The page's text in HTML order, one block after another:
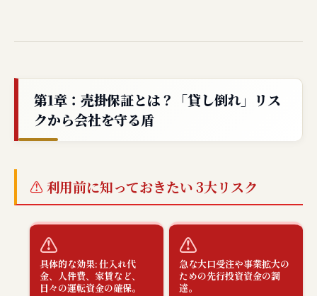
第1章：売掛保証とは？「貸し倒れ」リス
クから会社を守る盾
利用前に知っておきたい 3大リスク
⚠
具体的な効果: 仕入れ代
金、人件費、家賃など、
日々の運転資金の確保。
⚠
急な大口受注や事業拡大の
ための先行投資資金の調
達。